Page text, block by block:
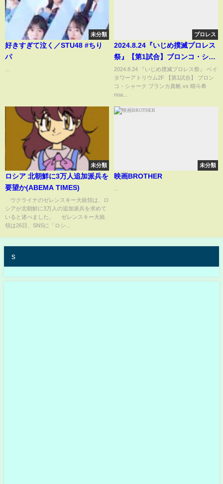
未分類
好きすぎて泣く／STU48 #ちり
パ
プロレス
2024.8.24『いじめ撲滅プロレス
祭』【第1試合】ブロンコ・シャ
ーク、ブランカ真帆vs晴斗希、
noa
2024.8.24 『いじめ撲滅プロレス祭』 ベイ
タワーアトリウム2F 【第1試合】 ブロン
コ・シャーク ブランカ真帆 vs 晴斗希
noa...
未分類
ロシア 北朝鮮に3万人追加派兵を
要望か(ABEMA TIMES)
ウクライナのゼレンスキー大統領は、ロ
シアが北朝鮮に3万人の追加派兵を求めて
いると述べました。 ゼレンスキー大統
領は26日、SNSに「ロシ...
未分類
映画BROTHER
s